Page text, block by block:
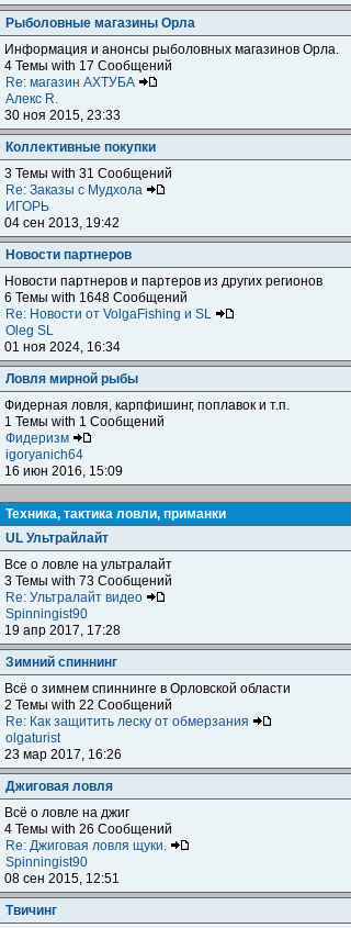
Рыболовные магазины Орла
Информация и анонсы рыболовных магазинов Орла.
4 Темы with 17 Сообщений
Re: магазин АХТУБА
Алекс R.
30 ноя 2015, 23:33
Коллективные покупки
3 Темы with 31 Сообщений
Re: Заказы с Мудхола
ИГОРЬ
04 сен 2013, 19:42
Новости партнеров
Новости партнеров и партеров из других регионов
6 Темы with 1648 Сообщений
Re: Новости от VolgaFishing и SL
Oleg SL
01 ноя 2024, 16:34
Ловля мирной рыбы
Фидерная ловля, карпфишинг, поплавок и т.п.
1 Темы with 1 Сообщений
Фидеризм
igoryanich64
16 июн 2016, 15:09
Техника, тактика ловли, приманки
UL Ультрайлайт
Все о ловле на ультралайт
3 Темы with 73 Сообщений
Re: Ультралайт видео
Spinningist90
19 апр 2017, 17:28
Зимний спиннинг
Всё о зимнем спиннинге в Орловской области
2 Темы with 22 Сообщений
Re: Как защитить леску от обмерзания
olgaturist
23 мар 2017, 16:26
Джиговая ловля
Всё о ловле на джиг
4 Темы with 26 Сообщений
Re: Джиговая ловля щуки.
Spinningist90
08 сен 2015, 12:51
Твичинг